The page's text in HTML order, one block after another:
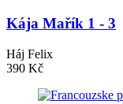
Kája Mařík 1 - 3
Háj Felix
390 Kč